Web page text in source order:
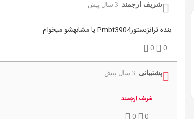
شریف ارجمند 3 سال پیش
بنده ترانزیستورPmbt3904 یا مشابهشو میخوام
0
0
پشتیبانی 3 سال پیش
شریف ارجمند
0
0